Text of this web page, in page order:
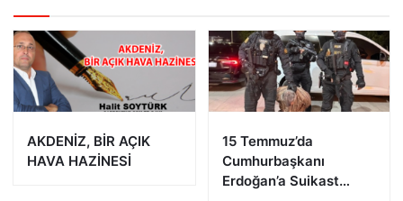
AKDENİZ, BİR AÇIK
HAVA HAZİNESİ
15 Temmuz’da
Cumhurbaşkanı
Erdoğan’a Suikast